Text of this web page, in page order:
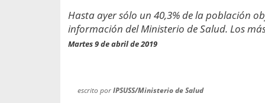
Hasta ayer sólo un 40,3% de la población
información del Ministerio de Salud. Los
Martes 9 de abril de 2019
escrito porIPSUSS/Ministerio de Salud
del mañana
la palabra pandemia cuando
¿Cuándo será